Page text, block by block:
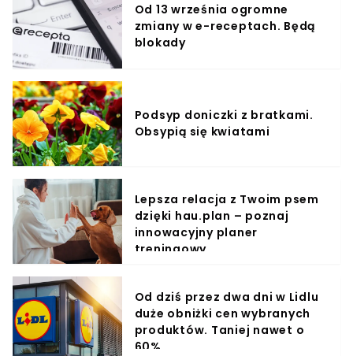
Od 13 września ogromne
zmiany w e-receptach. Będą
blokady
Podsyp doniczki z bratkami.
Obsypią się kwiatami
Lepsza relacja z Twoim psem
dzięki hau.plan – poznaj
innowacyjny planer
treningowy
Od dziś przez dwa dni w Lidlu
duże obniżki cen wybranych
produktów. Taniej nawet o
60%